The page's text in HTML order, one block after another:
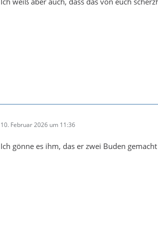
10. Februar 2026 um 11:36
Ich gönne es ihm, das er zwei Buden